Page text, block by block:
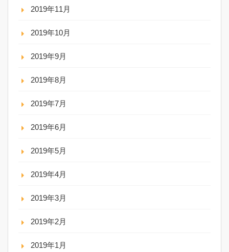
2019年11月
2019年10月
2019年9月
2019年8月
2019年7月
2019年6月
2019年5月
2019年4月
2019年3月
2019年2月
2019年1月